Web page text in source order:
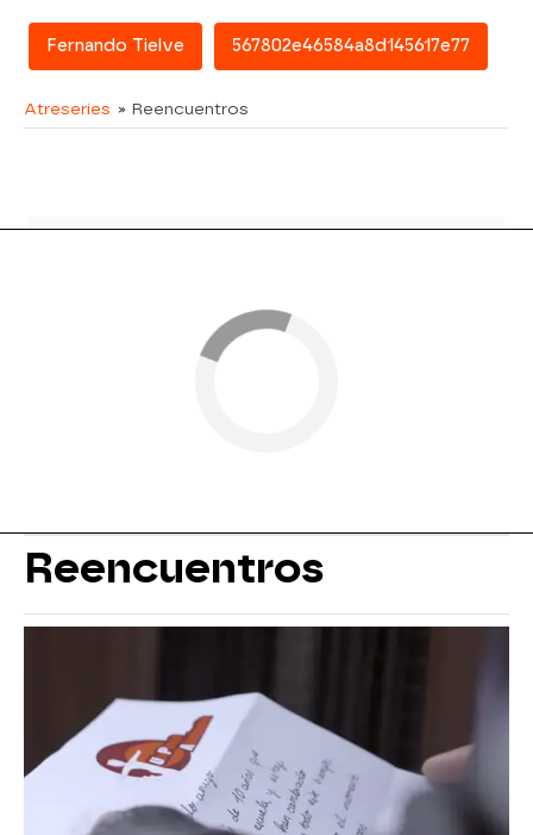
Fernando Tielve 567802e46584a8d145617e77
Atreseries » Reencuentros
Reencuentros